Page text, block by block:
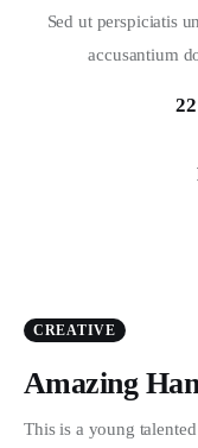
Sed ut perspiciatis
accusantium
22
CREATIVE
Amazing
This is a young